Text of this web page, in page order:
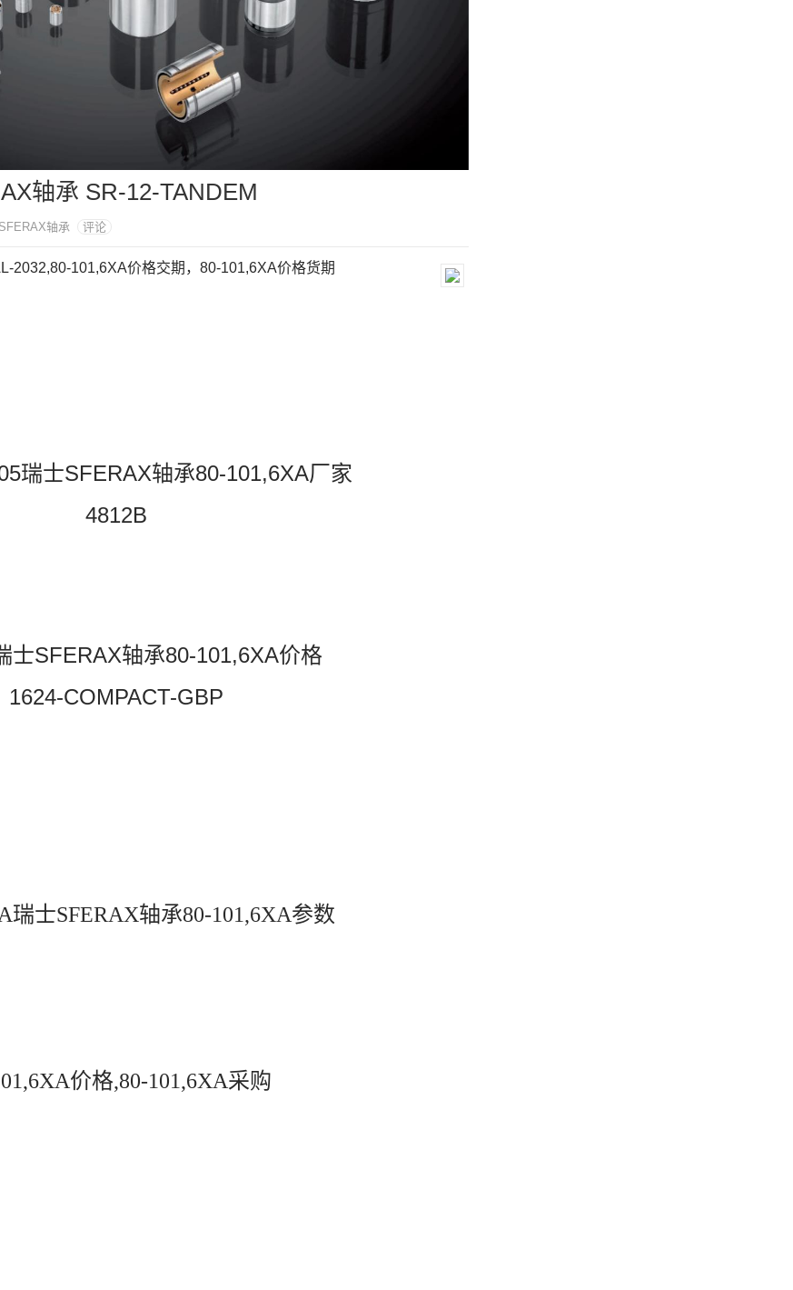
轴承 SR-12-TANDEM
轴承 评论
2032,80-101,6XA价格交期，80-101,6XA价格货期
瑞士SFERAX轴承80-101,6XA厂家
4812B
士SFERAX轴承80-101,6XA价格
1624-COMPACT-GBP
瑞士SFERAX轴承80-101,6XA参数
价格,80-101,6XA采购